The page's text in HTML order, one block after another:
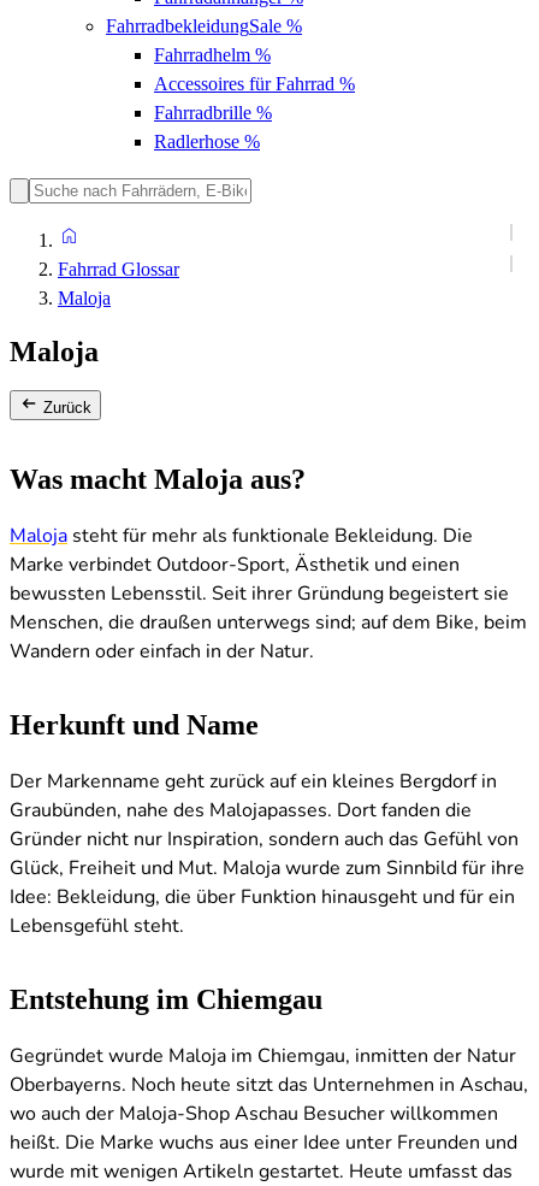
FahrradbekleidungSale %
Fahrradhelm %
Accessoires für Fahrrad %
Fahrradbrille %
Radlerhose %
Fahrrad Glossar
Maloja
Maloja
Zurück
Was macht Maloja aus?
Maloja steht für mehr als funktionale Bekleidung. Die
Marke verbindet Outdoor-Sport, Ästhetik und einen
bewussten Lebensstil. Seit ihrer Gründung begeistert sie
Menschen, die draußen unterwegs sind; auf dem Bike, beim
Wandern oder einfach in der Natur.
Herkunft und Name
Der Markenname geht zurück auf ein kleines Bergdorf in
Graubünden, nahe des Malojapasses. Dort fanden die
Gründer nicht nur Inspiration, sondern auch das Gefühl von
Glück, Freiheit und Mut. Maloja wurde zum Sinnbild für ihre
Idee: Bekleidung, die über Funktion hinausgeht und für ein
Lebensgefühl steht.
Entstehung im Chiemgau
Gegründet wurde Maloja im Chiemgau, inmitten der Natur
Oberbayerns. Noch heute sitzt das Unternehmen in Aschau,
wo auch der Maloja-Shop Aschau Besucher willkommen
heißt. Die Marke wuchs aus einer Idee unter Freunden und
wurde mit wenigen Artikeln gestartet. Heute umfasst das